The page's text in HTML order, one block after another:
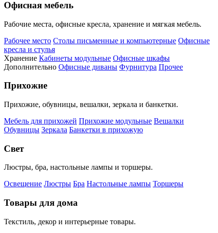
Офисная мебель
Рабочие места, офисные кресла, хранение и мягкая мебель.
Рабочее место Столы письменные и компьютерные Офисные
кресла и стулья
Хранение Кабинеты модульные Офисные шкафы
Дополнительно Офисные диваны Фурнитура Прочее
Прихожие
Прихожие, обувницы, вешалки, зеркала и банкетки.
Мебель для прихожей Прихожие модульные Вешалки
Обувницы Зеркала Банкетки в прихожую
Свет
Люстры, бра, настольные лампы и торшеры.
Освещение Люстры Бра Настольные лампы Торшеры
Товары для дома
Текстиль, декор и интерьерные товары.